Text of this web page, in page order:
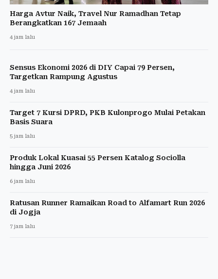
Harga Avtur Naik, Travel Nur Ramadhan Tetap
Berangkatkan 167 Jemaah
4 jam lalu
Sensus Ekonomi 2026 di DIY Capai 79 Persen,
Targetkan Rampung Agustus
4 jam lalu
Target 7 Kursi DPRD, PKB Kulonprogo Mulai Petakan
Basis Suara
5 jam lalu
Produk Lokal Kuasai 55 Persen Katalog Sociolla
hingga Juni 2026
6 jam lalu
Ratusan Runner Ramaikan Road to Alfamart Run 2026
di Jogja
7 jam lalu